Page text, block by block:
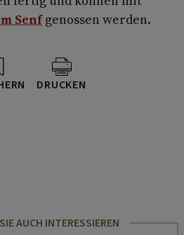
Senfgenossen werden.
DRUCKEN
AUCH INTERESSIEREN